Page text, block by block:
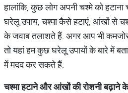
हालांकि, कुछ लोग अपनी चश्मे को
घरेलू उपाय, चश्मा कैसे हटाएं, आंखों से
के जवाब तलाशते हैं. अगर आप भी
तो यहां हम कुछ घरेलू उपायों के बारे में
में मदद कर सकते हैं.
चश्माहटानेऔरआंखोंकीरोशनीबढ़ानेके